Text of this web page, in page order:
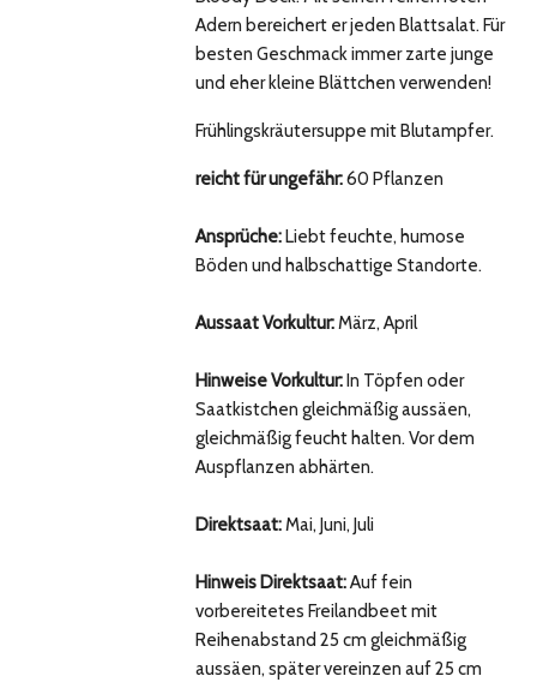
Adern bereichert er jeden Blattsalat. Für
besten Geschmack immer zarte junge
und eher kleine Blättchen verwenden!
Frühlingskräutersuppe mit Blutampfer.
reicht für ungefähr:60 Pflanzen
Ansprüche: Liebt feuchte, humose
Böden und halbschattige Standorte.
Aussaat Vorkultur:März, April
Hinweise Vorkultur: In Töpfen oder
Saatkistchen gleichmäßig aussäen,
gleichmäßig feucht halten. Vor dem
Auspflanzen abhärten.
Direktsaat:Mai, Juni, Juli
Hinweis Direktsaat:Auf fein
vorbereitetes Freilandbeet mit
Reihenabstand 25 cm gleichmäßig
aussäen, später vereinzen auf 25 cm